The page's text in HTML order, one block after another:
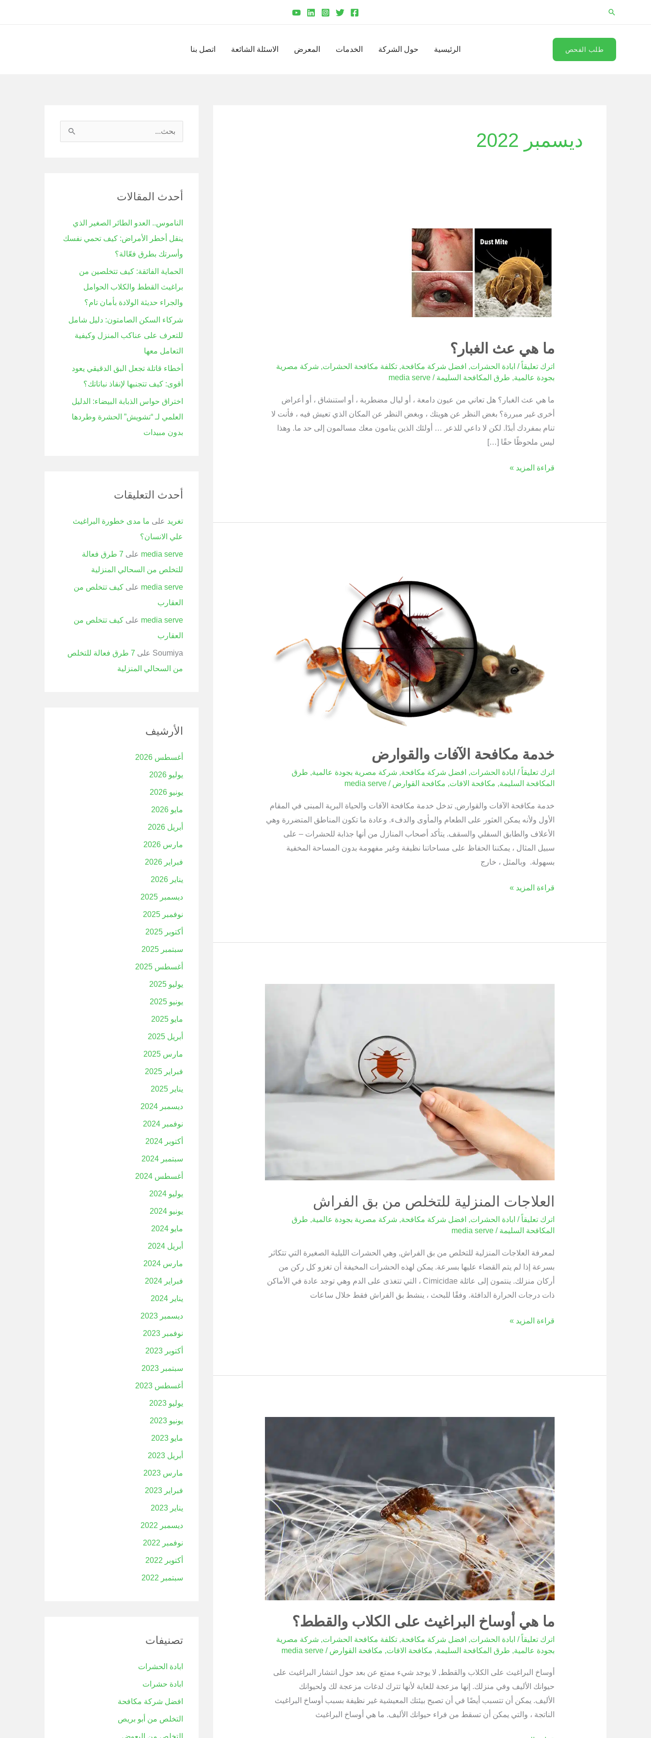
البحث
طلب الفحص الرئيسية حول الشركة الخدمات المعرض الاسئلة الشائعة اتصل بنا
ديسمبر 2022
ما هي عث الغبار؟
اترك تعليقاً / ابادة الحشرات, افضل شركة مكافحة, تكلفة مكافحة الحشرات, شركة مصرية
بجودة عالمية, طرق المكافحة السليمة /
media serve
ما هي عث الغبار؟ هل تعاني من عيون دامعة ، أو ليال مضطربة ، أو استنشاق ، أو أعراض
أخرى غير مبررة؟ بغض النظر عن هويتك ، وبغض النظر عن المكان الذي تعيش فيه ، فأنت لا
تنام بمفردك أبدًا. لكن لا داعي للذعر … أولئك الذين ينامون معك مسالمون إلى حد ما. وهذا
ليس ملحوظًا حقًا […]
الغبار؟
قراءة المزيد »
خدمة مكافحة الآفات والقوارض
اترك تعليقاً / ابادة الحشرات, افضل شركة مكافحة, شركة مصرية بجودة عالمية, طرق
المكافحة السليمة, مكافحة الافات, مكافحة القوارض /
media serve
خدمة مكافحة الآفات والقوارض, تدخل خدمة مكافحة الآفات والحياة البرية المبنى في المقام
الأول ولأنه يمكن العثور على الطعام والمأوى والدفء. وعادة ما تكون المناطق المتضررة وهي
الأعلاف والطابق السفلي والسقف. يتأكد أصحاب المنازل من أنها جذابة للحشرات – على
سبيل المثال ، يمكننا الحفاظ على مساحاتنا نظيفة وغير مفهومة بدون المساحة المخفية
بسهولة. وبالمثل ، خارج
قراءة المزيد »
العلاجات المنزلية للتخلص من بق الفراش
اترك تعليقاً / ابادة الحشرات, افضل شركة مكافحة, شركة مصرية بجودة عالمية, طرق
المكافحة السليمة /
media serve
لمعرفة العلاجات المنزلية للتخلص من بق الفراش, وهي الحشرات الليلية الصغيرة التي تتكاثر
بسرعة إذا لم يتم القضاء عليها بسرعة. يمكن لهذه الحشرات المخيفة أن تغزو كل ركن من
أركان منزلك. ينتمون إلى عائلة Cimicidae ، التي تتغذى على الدم وهي توجد عادة في الأماكن
ذات درجات الحرارة الدافئة. وفقًا للبحث ، ينشط بق الفراش فقط خلال ساعات
قراءة المزيد »
ما هي أوساخ البراغيث على الكلاب والقطط؟
اترك تعليقاً / ابادة الحشرات, افضل شركة مكافحة, تكلفة مكافحة الحشرات, شركة مصرية
بجودة عالمية, طرق المكافحة السليمة, مكافحة الافات, مكافحة القوارض /
media serve
أوساخ البراغيث على الكلاب والقطط, لا يوجد شيء ممتع عن بعد حول انتشار البراغيث على
حيوانك الأليف وفي منزلك. إنها مزعجة للغاية لأنها تترك لدغات مزعجة لك ولحيوانك
الأليف. يمكن أن تتسبب أيضًا في أن تصبح بيئتك المعيشية غير نظيفة بسبب أوساخ البراغيث
الناتجة ، والتي يمكن أن تسقط من فراء حيوانك الأليف. ما هي أوساخ البراغيث
هي
أوساخ
البراغيث
على
الكلاب
والقطط؟
ث
ن
:
أحدث المقالات
الناموس.. العدو الطائر الصغير الذي
ينقل أخطر الأمراض: كيف تحمي نفسك
وأسرتك بطرق فعّالة؟
الحماية الفائقة: كيف تتخلصين من
براغيث القطط والكلاب الحوامل
والجراء حديثة الولادة بأمان تام؟
شركاء السكن الصامتون: دليل شامل
للتعرف على عناكب المنزل وكيفية
التعامل معها
أخطاء قاتلة تجعل البق الدقيقي يعود
أقوى: كيف تتجنبها لإنقاذ نباتاتك؟
اختراق حواس الذبابة البيضاء: الدليل
العلمي لـ “تشويش” الحشرة وطردها
بدون مبيدات
أحدث التعليقات
تغريد على ما مدى خطورة البراغيث
علي الانسان؟
media serve على
7 طرق فعالة
للتخلص من السحالي المنزلية
media serve على كيف تتخلص من
العقارب
media serve على كيف تتخلص من
العقارب
Soumiya على
7 طرق فعالة للتخلص
من السحالي المنزلية
الأرشيف
أغسطس 2026
يوليو 2026
يونيو 2026
مايو 2026
أبريل 2026
مارس 2026
فبراير 2026
يناير 2026
ديسمبر 2025
نوفمبر 2025
أكتوبر 2025
سبتمبر 2025
أغسطس 2025
يوليو 2025
يونيو 2025
مايو 2025
أبريل 2025
مارس 2025
فبراير 2025
يناير 2025
ديسمبر 2024
نوفمبر 2024
أكتوبر 2024
سبتمبر 2024
أغسطس 2024
يوليو 2024
يونيو 2024
مايو 2024
أبريل 2024
مارس 2024
فبراير 2024
يناير 2024
ديسمبر 2023
نوفمبر 2023
أكتوبر 2023
سبتمبر 2023
أغسطس 2023
يوليو 2023
يونيو 2023
مايو 2023
أبريل 2023
مارس 2023
فبراير 2023
يناير 2023
ديسمبر 2022
نوفمبر 2022
أكتوبر 2022
سبتمبر 2022
تصنيفات
ابادة الحشرات
ابادة حشرات
افضل شركة مكافحة
التخلص من أبو بريص
التخلص من البعوض